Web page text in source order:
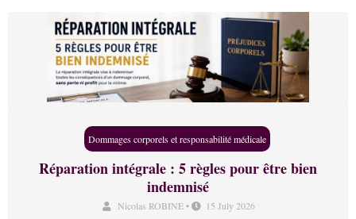
Dommages corporels et responsabilité médicale
Réparation intégrale : 5 règles pour être bien
indemnisé
Nicolas ROBINE• 15 July 2026